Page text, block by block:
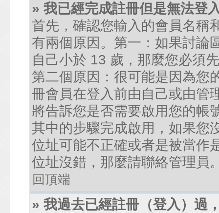
» 我已經完成註冊但是無法登
首先，確認您輸入的會員名稱
有兩個原因。第一：如果討論
自己小於 13 歲，那麼您必須
第二個原因：很可能是因為您
冊會員在登入前由自己或由管
將告訴您是否需要啟用您的帳
其中的步驟完成啟用，如果您
位址可能不正確或者是被當作
位址沒錯，那麼請聯絡管理員
回頂端
» 我過去已經註冊（登入）過